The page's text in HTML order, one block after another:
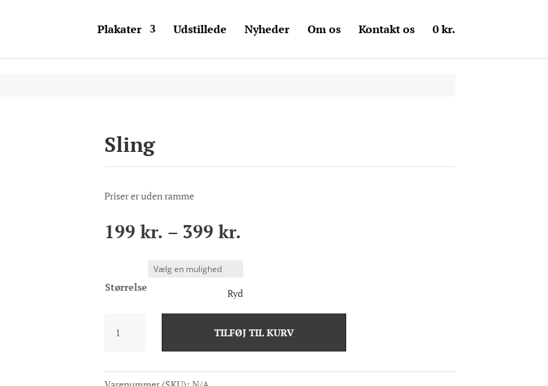
Plakater Udstillede Nyheder Om os Kontakt os 0kr.
Sling
Priser er uden ramme
199 kr. – 399 kr.
Størrelse Ryd
antal
TILFØJ TIL KURV